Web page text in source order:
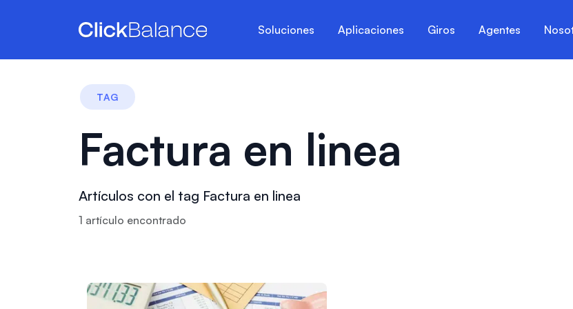
Soluciones Aplicaciones Giros Agentes
TAG
Factura en linea
Artículos con el tag Factura en linea
1 artículo encontrado